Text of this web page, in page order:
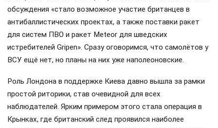
обсуждения «стало возможное участие британцев в
антибаллистических проектах, а также поставки ракет
для систем ПВО и ракет Meteor для шведских
истребителей Gripen». Сразу оговоримся, что самолётов у
ВСУ ещё нет, но планы на них уже наполеоновские.
Роль Лондона в поддержке Киева давно вышла за рамки
простой риторики, став очевидной для всех
наблюдателей. Ярким примером этого стала операция в
Крынках, где британский след проявился наиболее